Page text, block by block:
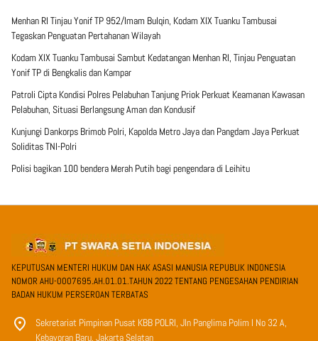
Menhan RI Tinjau Yonif TP 952/Imam Bulqin, Kodam XIX Tuanku Tambusai
Tegaskan Penguatan Pertahanan Wilayah
Kodam XIX Tuanku Tambusai Sambut Kedatangan Menhan RI, Tinjau Penguatan
Yonif TP di Bengkalis dan Kampar
Patroli Cipta Kondisi Polres Pelabuhan Tanjung Priok Perkuat Keamanan Kawasan
Pelabuhan, Situasi Berlangsung Aman dan Kondusif
Kunjungi Dankorps Brimob Polri, Kapolda Metro Jaya dan Pangdam Jaya Perkuat
Soliditas TNI-Polri
Polisi bagikan 100 bendera Merah Putih bagi pengendara di Leihitu
KEPUTUSAN MENTERI HUKUM DAN HAK ASASI MANUSIA REPUBLIK INDONESIA
NOMOR AHU-0007695.AH.01.01.TAHUN 2022 TENTANG PENGESAHAN PENDIRIAN
BADAN HUKUM PERSEROAN TERBATAS
Sekretariat Pimpinan Pusat KBB POLRI, Jln Panglima Polim I No 32 A,
Kebayoran Baru, Jakarta Selatan